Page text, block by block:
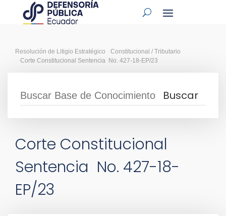
Resolución de Litigio Estratégico
Constitucional / Tributario
Corte Constitucional Sentencia No. 427-18-EP/23
Corte Constitucional
Sentencia No. 427-18-
EP/23